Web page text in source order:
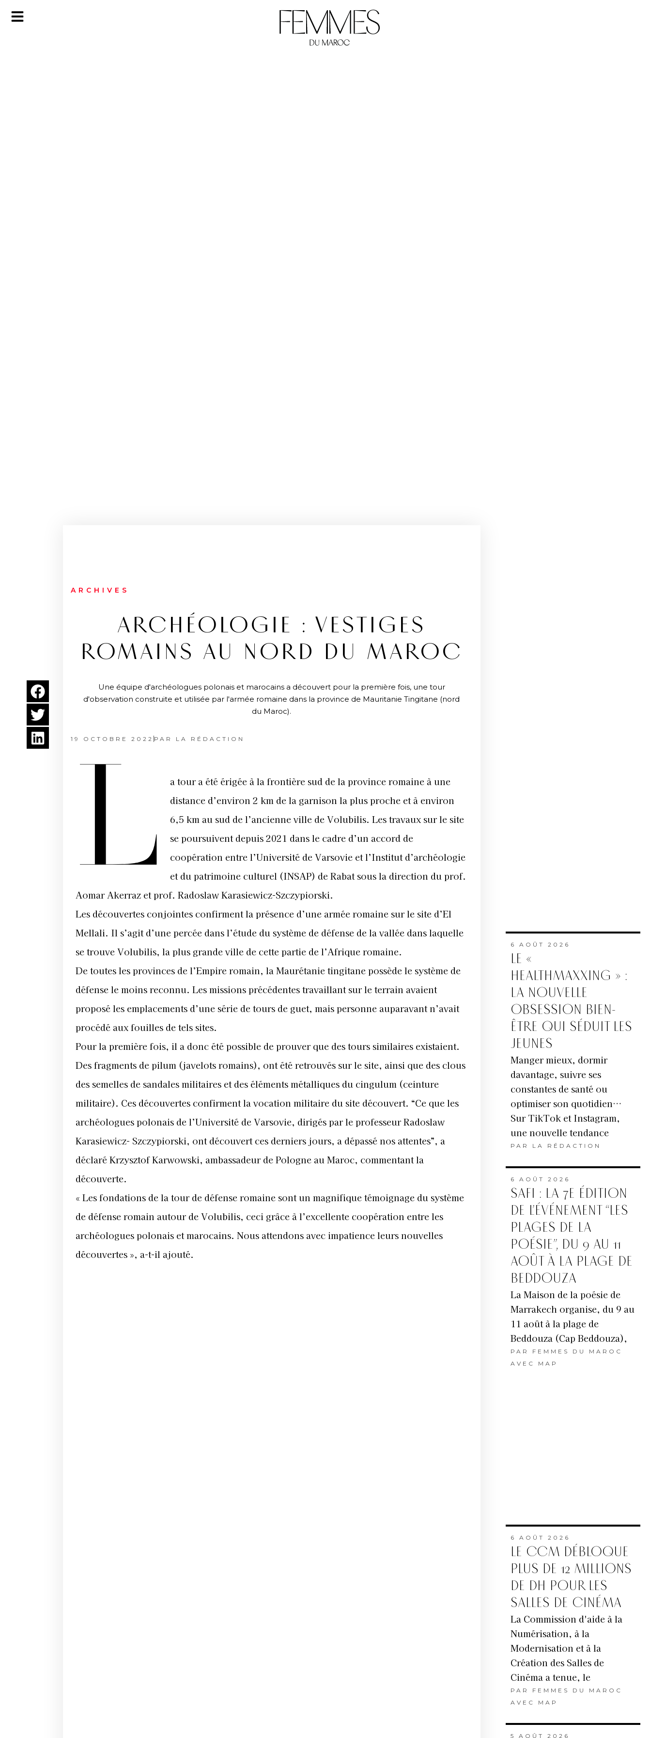
ARCHIVES
ARCHÉOLOGIE : VESTIGES
ROMAINS AU NORD DU MAROC
Une équipe d'archéologues polonais et marocains a découvert pour la première fois, une tour
d'observation construite et utilisée par l'armée romaine dans la province de Mauritanie Tingitane (nord
du Maroc).
19 OCTOBRE 2022 PAR LA RÉDACTION
L
a tour a été érigée à la frontière sud de la province romaine à une
distance d’environ 2 km de la garnison la plus proche et à environ
6,5 km au sud de l’ancienne ville de Volubilis. Les travaux sur le site
se poursuivent depuis 2021 dans le cadre d’un accord de
coopération entre l’Université de Varsovie et l’Institut d’archéologie
et du patrimoine culturel (INSAP) de Rabat sous la direction du prof.
Aomar Akerraz et prof. Radoslaw Karasiewicz-Szczypiorski.
Les découvertes conjointes confirment la présence d’une armée romaine sur le site d’El
Mellali. Il s’agit d’une percée dans l’étude du système de défense de la vallée dans laquelle
se trouve Volubilis, la plus grande ville de cette partie de l’Afrique romaine.
De toutes les provinces de l’Empire romain, la Maurétanie tingitane possède le système de
défense le moins reconnu. Les missions précédentes travaillant sur le terrain avaient
proposé les emplacements d’une série de tours de guet, mais personne auparavant n’avait
procédé aux fouilles de tels sites.
Pour la première fois, il a donc été possible de prouver que des tours similaires existaient.
Des fragments de pilum (javelots romains), ont été retrouvés sur le site, ainsi que des clous
des semelles de sandales militaires et des éléments métalliques du cingulum (ceinture
militaire). Ces découvertes confirment la vocation militaire du site découvert. “Ce que les
archéologues polonais de l’Université de Varsovie, dirigés par le professeur Radoslaw
Karasiewicz- Szczypiorski, ont découvert ces derniers jours, a dépassé nos attentes”, a
déclaré Krzysztof Karwowski, ambassadeur de Pologne au Maroc, commentant la
découverte.
« Les fondations de la tour de défense romaine sont un magnifique témoignage du système
de défense romain autour de Volubilis, ceci grâce à l’excellente coopération entre les
archéologues polonais et marocains. Nous attendons avec impatience leurs nouvelles
découvertes », a-t-il ajouté.
6 AOÛT 2026
LE «
HEALTHMAXXING » :
LA NOUVELLE
OBSESSION BIEN-
ÊTRE QUI SÉDUIT LES
JEUNES
Manger mieux, dormir
davantage, suivre ses
constantes de santé ou
optimiser son quotidien…
Sur TikTok et Instagram,
une nouvelle tendance
PAR LA RÉDACTION
6 AOÛT 2026
SAFI : LA 7E ÉDITION
DE L’ÉVÉNEMENT “LES
PLAGES DE LA
POÉSIE”, DU 9 AU 11
AOÛT À LA PLAGE DE
BEDDOUZA
La Maison de la poésie de
Marrakech organise, du 9 au
11 août à la plage de
Beddouza (Cap Beddouza),
PAR FEMMES DU MAROC
AVEC MAP
6 AOÛT 2026
LE CCM DÉBLOQUE
PLUS DE 12 MILLIONS
DE DH POUR LES
SALLES DE CINÉMA
La Commission d'aide à la
Numérisation, à la
Modernisation et à la
Création des Salles de
Cinéma a tenue, le
PAR FEMMES DU MAROC
AVEC MAP
5 AOÛT 2026